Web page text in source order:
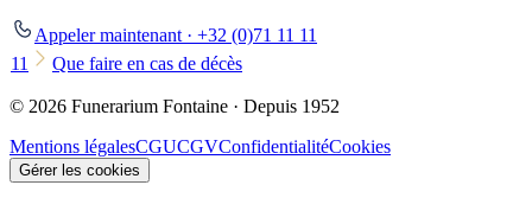
Appeler maintenant · +32 (0)71 11 11
11
Que faire en cas de décès
© 2026 Funerarium Fontaine · Depuis 1952
Mentions légalesCGUCGVConfidentialitéCookies
Gérer les cookies